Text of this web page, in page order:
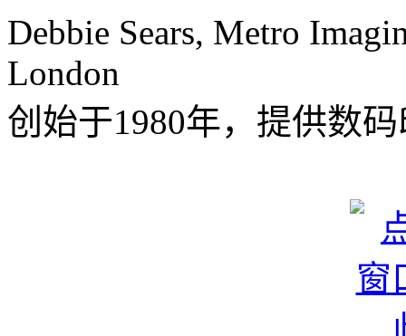
Debbie Sears, Metro
London
创始于1980年，提供数